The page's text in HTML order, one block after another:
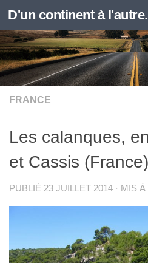
Skip to content
D'un continent à
FRANCE
Les calanques,
et Cassis (France)
PUBLIÉ 23 JUILLET 2014 · MIS